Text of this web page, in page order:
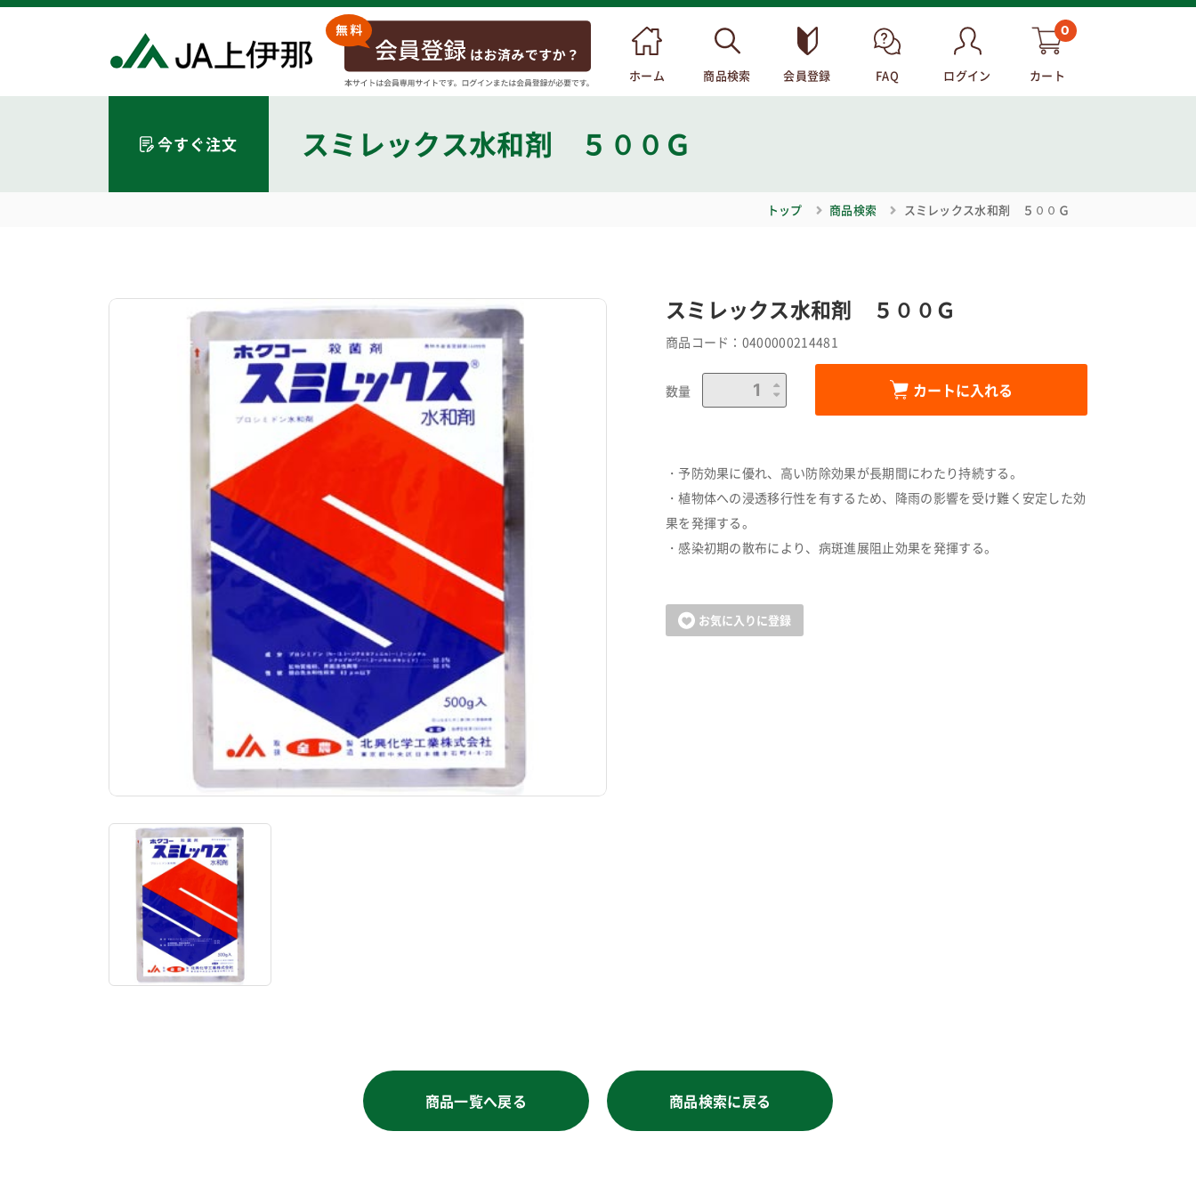
ホーム 商品検索 会員登録 FAQ ログイン
0
カート
今すぐ注文 スミレックス水和剤 ５００Ｇ
トップ 商品検索 スミレックス水和剤 ５００Ｇ
スミレックス水和剤 ５００Ｇ
商品コード： 0400000214481
数量 カートに入れる
カートに追加しました。
お買い物を続ける
・予防効果に優れ、高い防除効果が長期間にわたり持続する。
・植物体への浸透移行性を有するため、降雨の影響を受け難く安定した効
果を発揮する。
・感染初期の散布により、病斑進展阻止効果を発揮する。
お気に入りに登録
商品一覧へ戻る 商品検索に戻る